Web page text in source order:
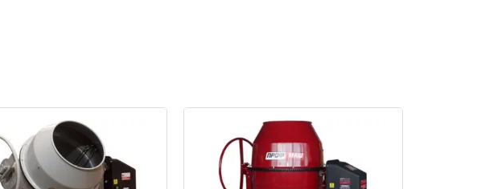
БЫСТРЫЙ ПРОСМОТР БЫСТРЫЙ ПРОСМОТР